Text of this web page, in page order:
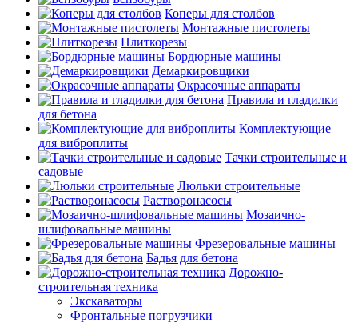
Коперы для столбов
Монтажные пистолеты
Плиткорезы
Бордюрные машины
Демаркировщики
Окрасочные аппараты
Правила и гладилки
для бетона
Комплектующие
для виброплиты
Тачки строительные и
садовые
Люльки строительные
Растворонасосы
Мозаично-
шлифовальные машины
Фрезеровальные машины
Бадья для бетона
Дорожно-
строительная техника
Экскаваторы
Фронтальные погрузчики